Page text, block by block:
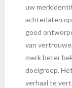
uw
achterlaten
goed
van
merk beter
doelgroep.
verhaal te